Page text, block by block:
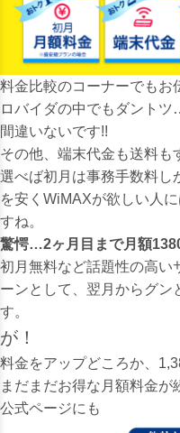
料金比較のコーナーでもお
ロバイダの中でもダント
間違いないです!!
その他、端末代金も送料も
選べば初月は事務手数料し
を安くWiMAXが欲しい人
すね。
驚愕…2ヶ月目まで月額
初月無料など話題性の高い
ーンとして、翌月からグン
す。
が！
料金をアップどころか、
まだまだお得な月額料金が
公式ページにも